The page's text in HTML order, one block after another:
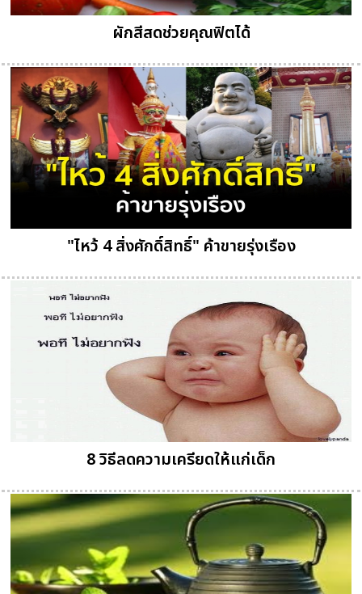
ผักสีสดช่วยคุณฟิตได้
"ไหว้ 4 สิ่งศักดิ์สิทธิ์" ค้าขายรุ่งเรือง
8 วิธีลดความเครียดให้แก่เด็ก